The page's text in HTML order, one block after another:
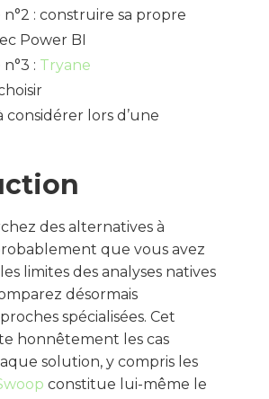
: construire sa propre
Power BI
: Tryane
considérer lors d’une
des alternatives à
que vous avez
limites des analyses natives
désormais
spécialisées. Cet
honnêtement les cas
solution, y compris les
constitue lui-même le